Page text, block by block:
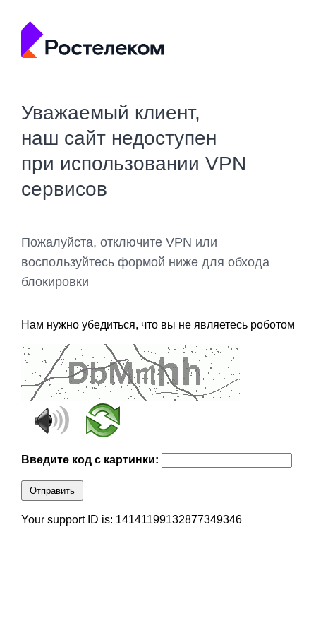
Уважаемый клиент,
наш сайт недоступен
при использовании VPN
сервисов
Пожалуйста, отключите VPN или
воспользуйтесь формой ниже для обхода
блокировки
Нам нужно убедиться, что вы не являетесь роботом
Введите код с картинки:
Отправить
Your support ID is: 14141199132877349346